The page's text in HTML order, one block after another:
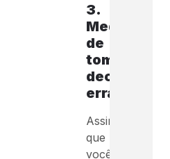
3.
Medo
de
tomar
decisões
erradas
Assim
que
você